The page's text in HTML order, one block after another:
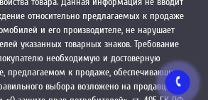
относительно предлагаемых к продаже
и его производителе, не нарушает
указанных товарных знаков. Требование
необходимую и достоверную
предлагаемом к продаже, обеспечивающую
выбора возложено на продавца